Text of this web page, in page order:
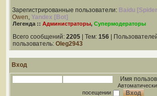
Зарегистрированные пользователи: Baidu
Owen, Yandex [Bot]
Легенда :: Администраторы, Супермодераторы
Всего сообщений: 2205 | Тем: 156 |
пользователь: Oleg2943
Вход
Имя
посещении